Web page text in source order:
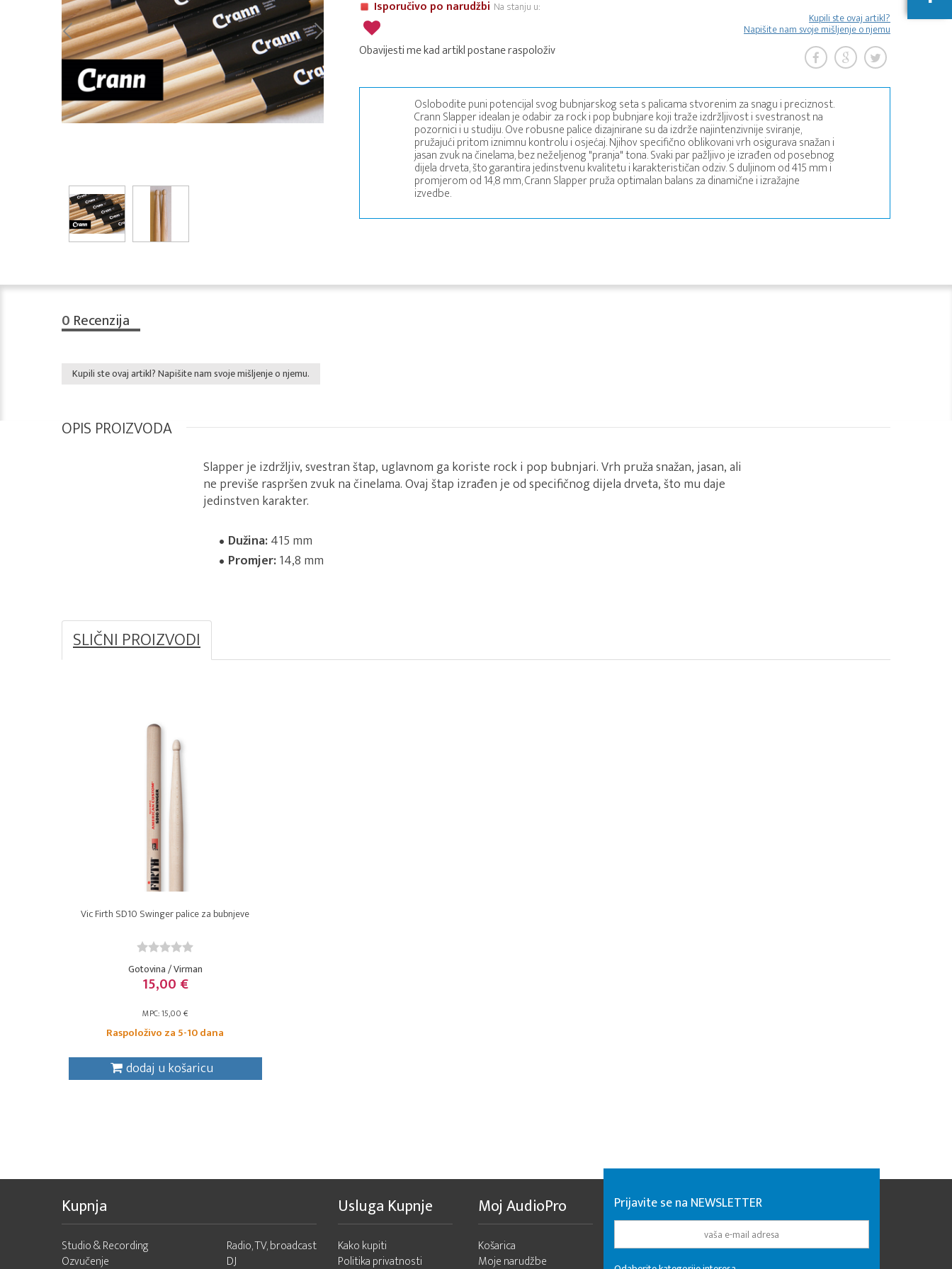
Isporučivo po narudžbi Na stanju u:
Obavijesti me kad artikl postane raspoloživ
Kupili ste ovaj artikl?
Napišite nam svoje mišljenje o njemu
Oslobodite puni potencijal svog bubnjarskog seta s palicama stvorenim za snagu i preciznost.
Crann Slapper idealan je odabir za rock i pop bubnjare koji traže izdržljivost i svestranost na
pozornici i u studiju. Ove robusne palice dizajnirane su da izdrže najintenzivnije sviranje,
pružajući pritom iznimnu kontrolu i osjećaj. Njihov specifično oblikovani vrh osigurava snažan i
jasan zvuk na činelama, bez neželjenog "pranja" tona. Svaki par pažljivo je izrađen od posebnog
dijela drveta, što garantira jedinstvenu kvalitetu i karakterističan odziv. S duljinom od 415 mm i
promjerom od 14,8 mm, Crann Slapper pruža optimalan balans za dinamične i izražajne
izvedbe.
0 Recenzija
Kupili ste ovaj artikl? Napišite nam svoje mišljenje o njemu.
OPIS PROIZVODA
Slapper je izdržljiv, svestran štap, uglavnom ga koriste rock i pop bubnjari. Vrh pruža snažan, jasan, ali
ne previše raspršen zvuk na činelama. Ovaj štap izrađen je od specifičnog dijela drveta, što mu daje
jedinstven karakter.
Dužina:415 mm
Promjer:14,8 mm
SLIČNI PROIZVODI
Vic Firth SD10 Swinger palice za bubnjeve
Gotovina / Virman
15,00 €
MPC: 15,00 €
Raspoloživo za 5-10 dana
dodaj u košaricu
Kupnja
Studio & Recording
Ozvučenje
Radio, TV, broadcast
DJ
Usluga Kupnje
Kako kupiti
Politika privatnosti
Moj AudioPro
Košarica
Moje narudžbe
Prijavite se na NEWSLETTER